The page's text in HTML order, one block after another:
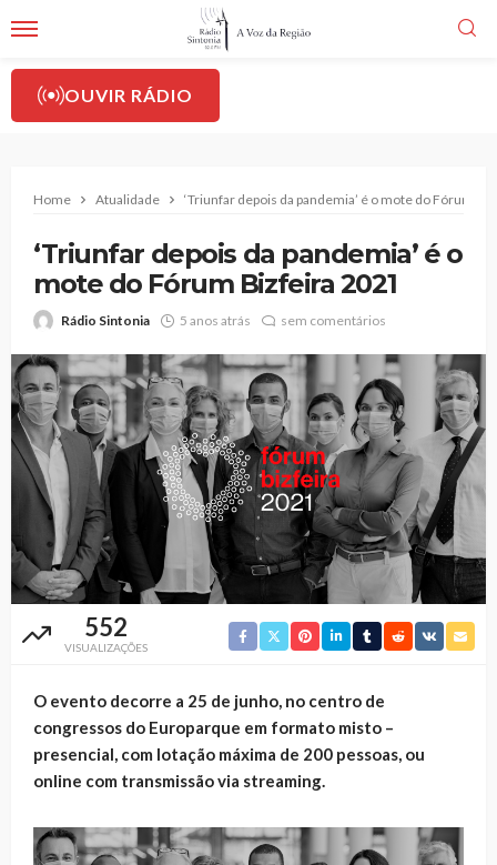
OUVIR RÁDIO
Home Atualidade ‘Triunfar depois da pandemia’ é o mote do Fórum
‘Triunfar depois da pandemia’ é o
mote do Fórum Bizfeira 2021
Rádio Sintonia 5 anos atrás sem comentários
552
VISUALIZAÇÕES
O evento decorre a 25 de junho, no centro de
congressos do Europarque em formato misto –
presencial, com lotação máxima de 200 pessoas, ou
online com transmissão via streaming.